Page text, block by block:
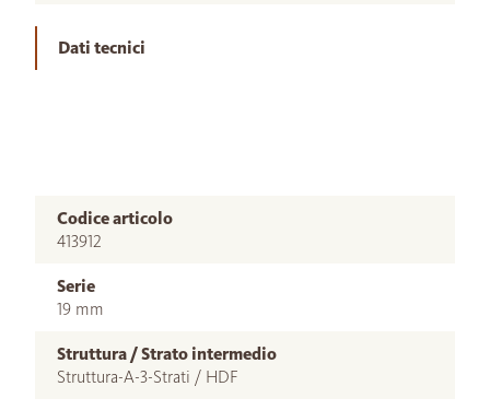
Dati tecnici
Codice articolo
413912
Serie
19 mm
Struttura / Strato intermedio
Struttura-A-3-Strati / HDF